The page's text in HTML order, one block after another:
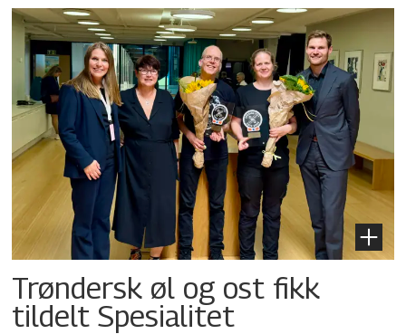
Trøndersk øl og ost fikk
tildelt Spesialitet